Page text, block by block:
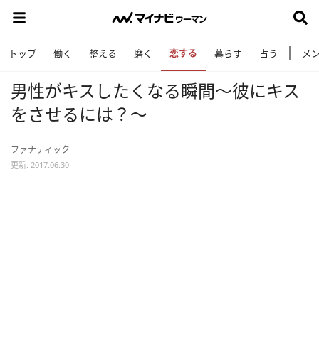
トップ 働く 整える 磨く 恋する 暮らす 占う メ
男性がキスしたくなる瞬間～彼にキス
をさせるには？～
ファナティック
更新: 2017.06.30